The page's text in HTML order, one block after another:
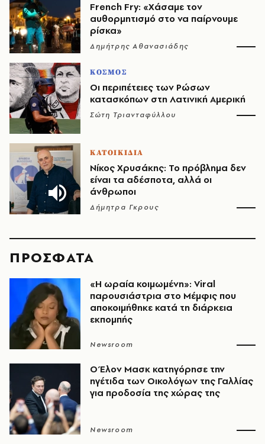
French Fry: «Χάσαμε τον
αυθορμητισμό στο να παίρνουμε
ρίσκα»
Δημήτρης Αθανασιάδης
ΚΟΣΜΟΣ
Οι περιπέτειες των Ρώσων
κατασκόπων στη Λατινική Αμερική
Σώτη Τριανταφύλλου
ΚΑΤΟΙΚΙΔΙΑ
Νίκος Χρυσάκης: Το πρόβλημα δεν
είναι τα αδέσποτα, αλλά οι
άνθρωποι
Δήμητρα Γκρους
ΠΡΟΣΦΑΤΑ
«H ωραία κοιμωμένη»: Viral
παρουσιάστρια στο Μέμφις που
αποκοιμήθηκε κατά τη διάρκεια
εκπομπής
Newsroom
Ο Έλον Μασκ κατηγόρησε την
ηγέτιδα των Οικολόγων της Γαλλίας
για προδοσία της χώρας της
Newsroom